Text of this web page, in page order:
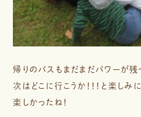
帰りのバスもまだまだパワーが残
次はどこに行こうか！！！と楽しみ
楽しかったね！